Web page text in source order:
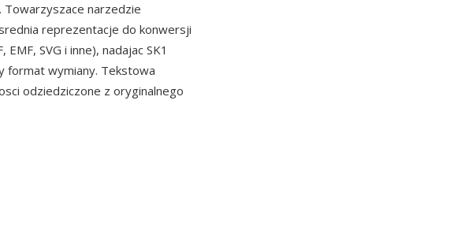
narzedzie
reprezentacje do konwersji
SVG i inne), nadajac SK1
format wymiany. Tekstowa
odziedziczone z oryginalnego